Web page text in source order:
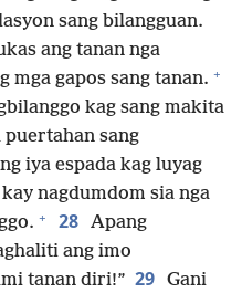
sang bilangguan.
ang tanan nga
mga gapos sang tanan. +
kag sang makita
puertahan sang
iya espada kag luyag
nagdumdom sia nga
+ 28 Apang
ang imo
tanan diri!” 29 Gani